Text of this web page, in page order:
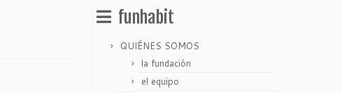
funhabit
QUIÉNES SOMOS
la fundación
el equipo